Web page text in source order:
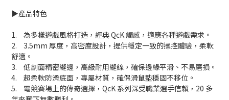
▶️產品特色
1.	為多樣遊戲風格打造，經典 QcK 觸感，適應各種遊戲需求。
2.	3.5mm 厚度，高密度設計，提供穩定一致的操控體驗，柔軟
舒適。
3.	低剖面精密縫邊，高級耐用縫線，確保邊緣平滑、不易磨損。
4.	超柔軟防滑底面，專屬材質，確保滑鼠墊穩固不移位。
5.	電競賽場上的傳奇選擇，QcK 系列深受職業選手信賴，20 多